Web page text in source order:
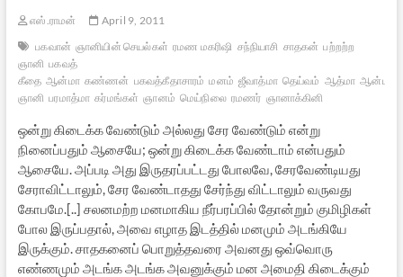
எஸ்.ராமன்
April 9, 2011
பகவான் ஞானியின் செயல்கள் ரமண மகரிஷி சந்நியாசி சாதகன் பற்றற்ற
ஞானி பகவத்
கீதை ஆன்மா கண்ணன் பகவத்கீதாசாரம் மனம் ஜீவாத்மா தெய்வம் ஆத்மா ஆன்ம
ஞானி பரமாத்மா கர்மங்கள் ஞானம் மெய்நிலை ரமணர் ஞானாக்கினி
ஒன்று கிடைக்க வேண்டும் அல்லது சேர வேண்டும் என்று
நினைப்பதும் ஆசையே; ஒன்று கிடைக்க வேண்டாம் என்பதும்
ஆசையே. அப்படி அது இருதரப்பட்டது போலவே, சேரவேண்டியது
சேராவிட்டாலும், சேர வேண்டாதது சேர்ந்து விட்டாலும் வருவது
கோபமே.[..] சலனமற்ற மனமாகிய நீர்பரப்பில் தோன்றும் குமிழிகள்
போல இருப்பதால், அவை எழாத இடத்தில் மனமும் அடங்கியே
இருக்கும். சாதகனைப் பொறுத்தவரை அவனது ஒவ்வொரு
எண்ணமும் அடங்க அடங்க அவனுக்கும் மன அமைதி கிடைக்கும்